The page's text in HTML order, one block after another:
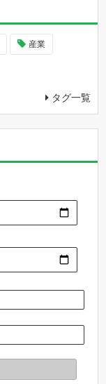
産業
タグ一覧